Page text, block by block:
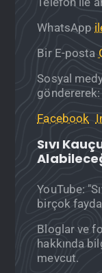
WhatsApp
Bir E-posta
Sosyal
göndererek:
Facebook
Sıvı
YouTube:
birçok
Bloglar ve
hakkında
mevcut.